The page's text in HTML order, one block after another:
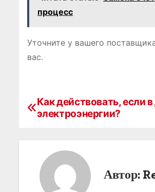
процесс
Уточните у вашего
вас․
НКак действовать, если
электроэнергии?
Автор: